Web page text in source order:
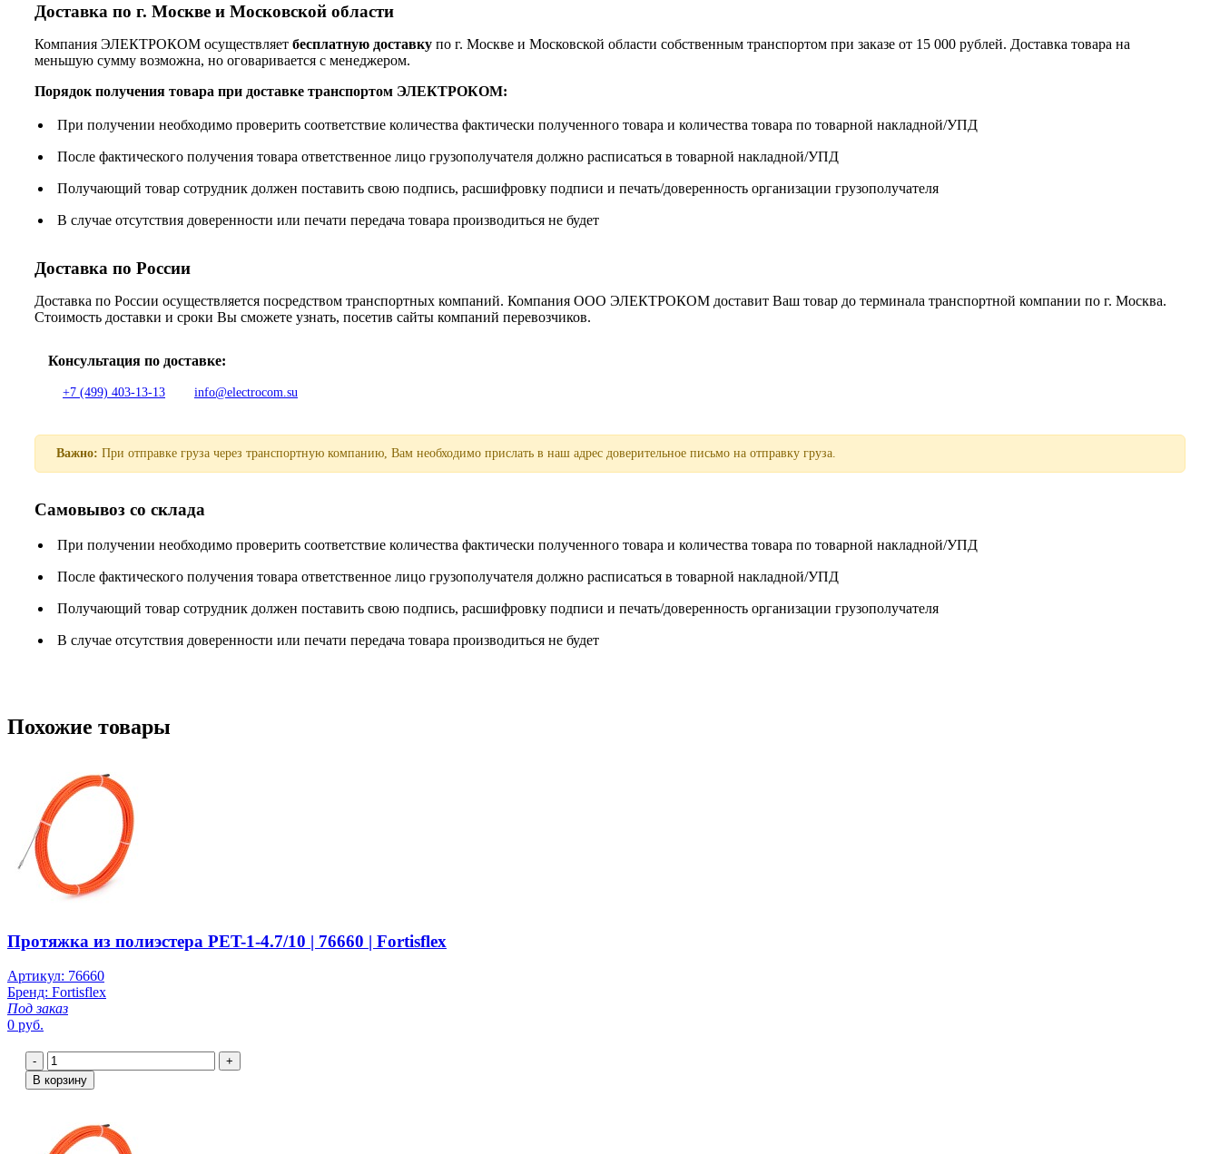
Доставка по г. Москве и Московской области
Компания ЭЛЕКТРОКОМ осуществляет бесплатную доставку по г. Москве и Московской области собственным транспортом при заказе от 15 000 рублей. Доставка товара на
меньшую сумму возможна, но оговаривается с менеджером.
Порядок получения товара при доставке транспортом ЭЛЕКТРОКОМ:
При получении необходимо проверить соответствие количества фактически полученного товара и количества товара по товарной накладной/УПД
После фактического получения товара ответственное лицо грузополучателя должно расписаться в товарной накладной/УПД
Получающий товар сотрудник должен поставить свою подпись, расшифровку подписи и печать/доверенность организации грузополучателя
В случае отсутствия доверенности или печати передача товара производиться не будет
Доставка по России
Доставка по России осуществляется посредством транспортных компаний. Компания ООО ЭЛЕКТРОКОМ доставит Ваш товар до терминала транспортной компании по г. Москва.
Стоимость доставки и сроки Вы сможете узнать, посетив сайты компаний перевозчиков.
Консультация по доставке:
+7 (499) 403-13-13 info@electrocom.su
Важно: При отправке груза через транспортную компанию, Вам необходимо прислать в наш адрес доверительное письмо на отправку груза.
Самовывоз со склада
При получении необходимо проверить соответствие количества фактически полученного товара и количества товара по товарной накладной/УПД
После фактического получения товара ответственное лицо грузополучателя должно расписаться в товарной накладной/УПД
Получающий товар сотрудник должен поставить свою подпись, расшифровку подписи и печать/доверенность организации грузополучателя
В случае отсутствия доверенности или печати передача товара производиться не будет
Похожие товары
Протяжка из полиэстера PET-1-4.7/10 | 76660 | Fortisflex
Артикул: 76660
Бренд: Fortisflex
Под заказ
0 руб.
-
+
В корзину